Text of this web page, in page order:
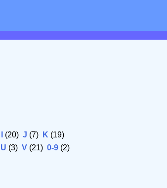
(20) J (7) K (19)
U (3) V (21) 0-9 (2)